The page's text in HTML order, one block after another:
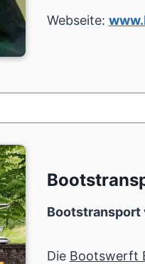
Webseite:
Bootstransport
Die Bootswerft